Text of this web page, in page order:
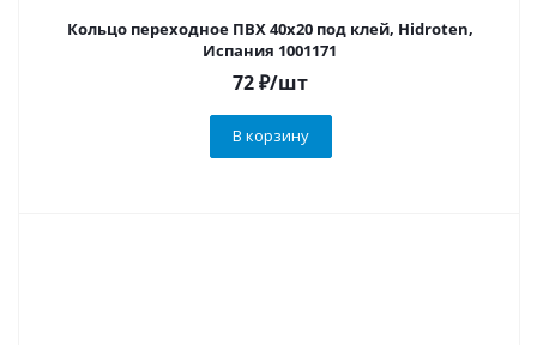
Кольцо переходное ПВХ 40х20 под клей, Hidroten,
Испания 1001171
72₽/шт
В корзину